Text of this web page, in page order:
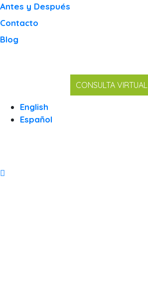
Antes y Después
Contacto
Blog
CONSULTA VIRTUAL
English
Español